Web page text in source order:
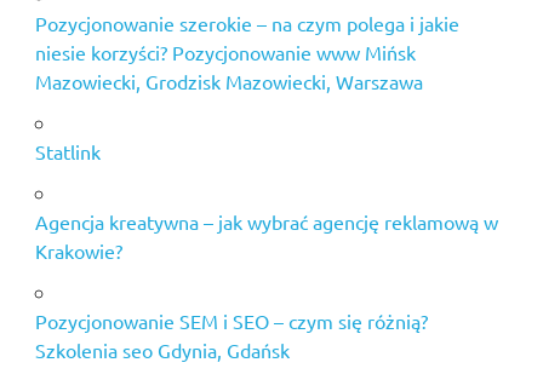
Pozycjonowanie szerokie – na czym polega i jakie
niesie korzyści? Pozycjonowanie www Mińsk
Mazowiecki, Grodzisk Mazowiecki, Warszawa
Statlink
Agencja kreatywna – jak wybrać agencję reklamową w
Krakowie?
Pozycjonowanie SEM i SEO – czym się różnią?
Szkolenia seo Gdynia, Gdańsk